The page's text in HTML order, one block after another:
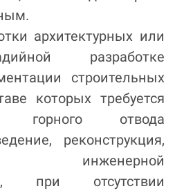
архитектурных или
разработке
строительных
которых требуется
горного отвода
реконструкция,
инженерной
при отсутствии